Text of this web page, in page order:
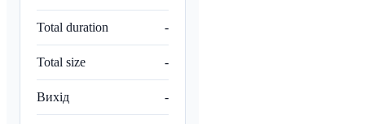
Total duration -
Total size -
Вихід -